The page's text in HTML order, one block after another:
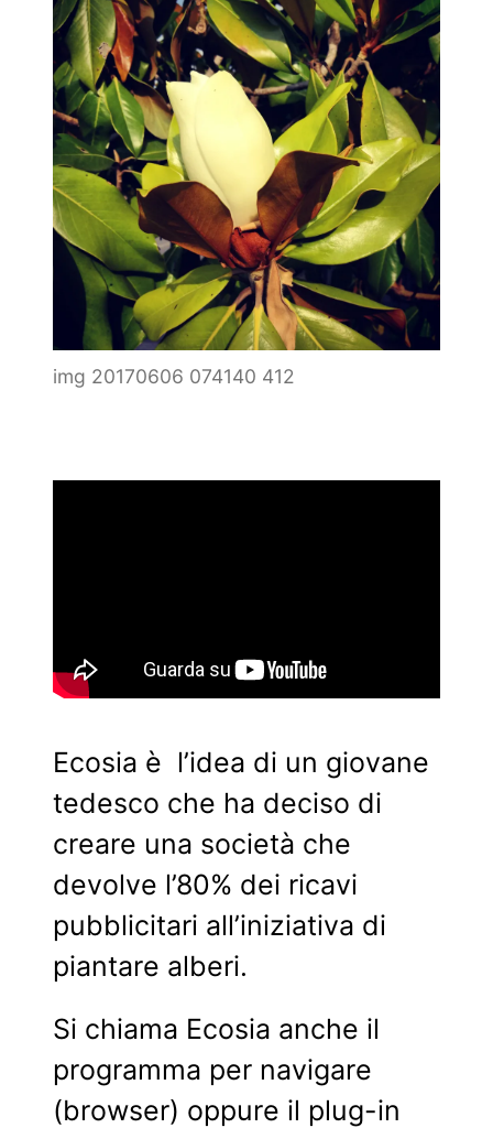
img 20170606 074140 412
Ecosia è l’idea di un giovane
tedesco che ha deciso di
creare una società che
devolve l’80% dei ricavi
pubblicitari all’iniziativa di
piantare alberi.
Si chiama Ecosia anche il
programma per navigare
(browser) oppure il plug-in